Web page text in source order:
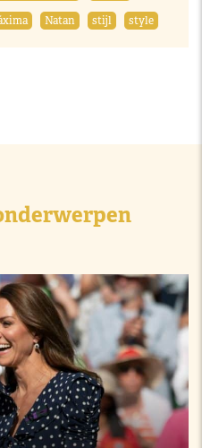
Natan stijl style